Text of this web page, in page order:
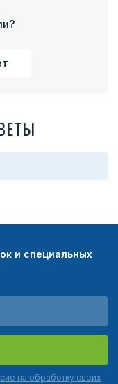
и специальных
на обработку своих